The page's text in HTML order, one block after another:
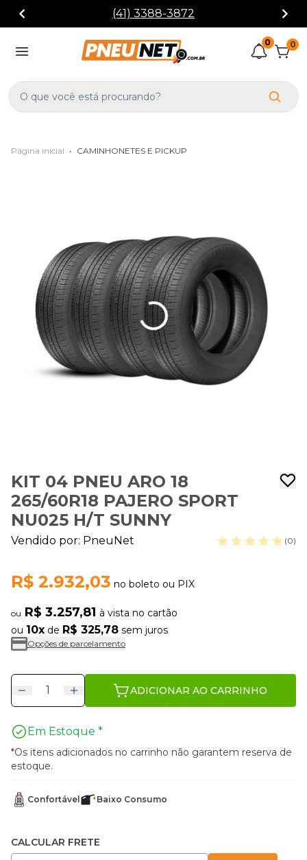
(41) 3388-3872
0 0
Página inicial • CAMINHONETES E PICKUP
KIT 04 PNEU ARO 18
265/60R18 PAJERO SPORT
NU025 H/T SUNNY
Vendido por: PneuNet (0)
R$ 2.932,03 no boleto ou PIX
ou R$ 3.257,81 à vista no cartão
ou 10x de R$ 325,78 sem juros
Opções de parcelamento
ADICIONAR AO CARRINHO
Em Estoque *
*Os itens adicionados no carrinho não garantem reserva de
estoque.
Confortável Baixo Consumo
CALCULAR FRETE